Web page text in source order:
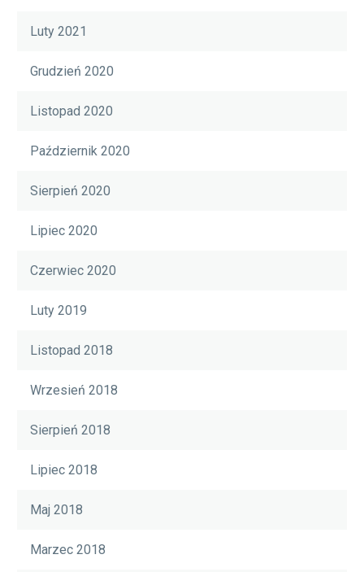
Luty 2021
Grudzień 2020
Listopad 2020
Październik 2020
Sierpień 2020
Lipiec 2020
Czerwiec 2020
Luty 2019
Listopad 2018
Wrzesień 2018
Sierpień 2018
Lipiec 2018
Maj 2018
Marzec 2018